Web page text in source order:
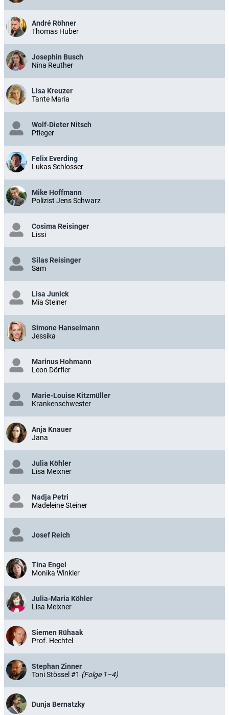
André Röhner
Thomas Huber
Josephin Busch
Nina Reuther
Lisa Kreuzer
Tante Maria
Wolf-Dieter Nitsch
Pfleger
Felix Everding
Lukas Schlosser
Mike Hoffmann
Polizist Jens Schwarz
Cosima Reisinger
Lissi
Silas Reisinger
Sam
Lisa Junick
Mia Steiner
Simone Hanselmann
Jessika
Marinus Hohmann
Leon Dörfler
Marie-Louise Kitzmüller
Krankenschwester
Anja Knauer
Jana
Julia Köhler
Lisa Meixner
Nadja Petri
Madeleine Steiner
Josef Reich
Tina Engel
Monika Winkler
Julia-Maria Köhler
Lisa Meixner
Siemen Rühaak
Prof. Hechtel
Stephan Zinner
Toni Stössel #1 (Folge 1–4)
Dunja Bernatzky